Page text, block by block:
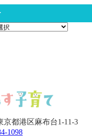
京都港区麻布台1-11-3
1098